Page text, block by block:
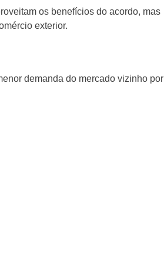
os benefícios do acordo, mas
exterior.
demanda do mercado vizinho por